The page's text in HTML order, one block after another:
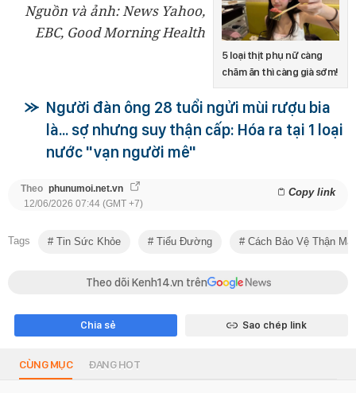
5 loại thịt phụ nữ càng
chăm ăn thì càng già sớm!
Nguồn và ảnh: News Yahoo,
EBC, Good Morning Health
Người đàn ông 28 tuổi ngửi mùi rượu bia
là... sợ nhưng suy thận cấp: Hóa ra tại 1 loại
nước "vạn người mê"
Theo phunumoi.net.vn Copy link
12/06/2026 07:44 (GMT +7)
Tags Tin Sức Khỏe Tiểu Đường Cách Bảo Vệ Thận
Theo dõi Kenh14.vn trên
Chia sẻ Sao chép link
CÙNG MỤC ĐANG HOT